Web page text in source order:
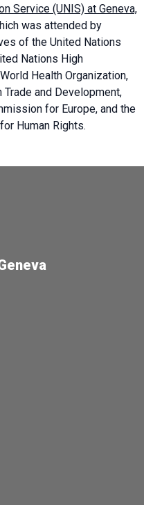
Service (UNIS) at Geneva,
was attended by
of the United Nations
Nations High
Health Organization,
and Development,
for Europe, and the
Human Rights.